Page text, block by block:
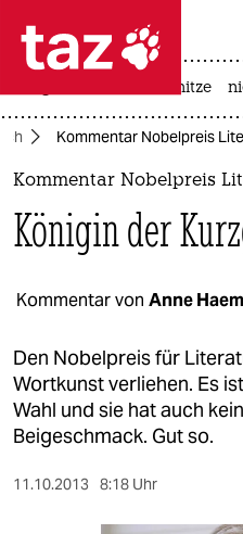
 taz
taz zahl
politik
öko
gesellschaft
kultur
sport
berlin
hitze
Kommentar Nobelpreis
Kommentar Nobelpreis
Königin der
Kommentar von Anne
Den Nobelpreis für
Wortkunst verliehen. Es
Wahl und sie hat auch
Beigeschmack. Gut so.
11.10.2013 8:18 Uhr